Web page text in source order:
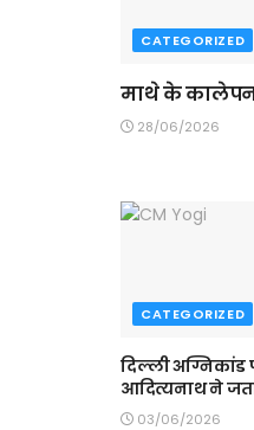
CATEGORIZED
माथे के
28/06/2026
CATEGORIZED
दिल्ली अग्निकांड
आदित्यनाथ ने
03/06/2026